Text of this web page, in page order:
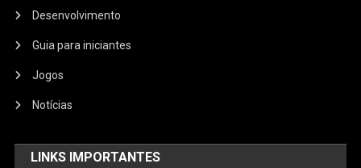
Desenvolvimento
Guia para iniciantes
Jogos
Notícias
LINKS IMPORTANTES